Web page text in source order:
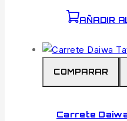
AÑADIR
COMPARAR
Carrete